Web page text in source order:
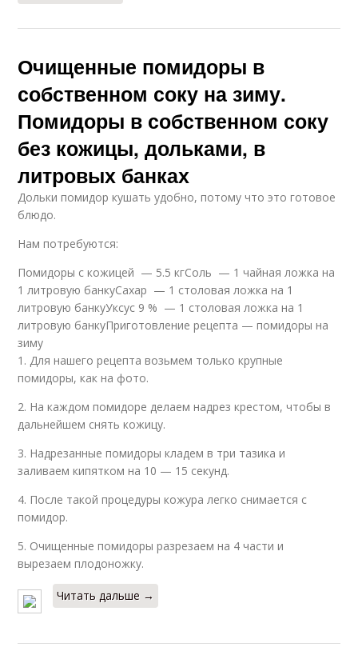
Очищенные помидоры в
собственном соку на зиму.
Помидоры в собственном соку
без кожицы, дольками, в
литровых банках
Дольки помидор кушать удобно, потому что это готовое
блюдо.
Нам потребуются:
Помидоры с кожицей — 5.5 кгСоль — 1 чайная ложка на
1 литровую банкуСахар — 1 столовая ложка на 1
литровую банкуУксус 9 % — 1 столовая ложка на 1
литровую банкуПриготовление рецепта — помидоры на
зиму
1. Для нашего рецепта возьмем только крупные
помидоры, как на фото.
2. На каждом помидоре делаем надрез крестом, чтобы в
дальнейшем снять кожицу.
3. Надрезанные помидоры кладем в три тазика и
заливаем кипятком на 10 — 15 секунд.
4. После такой процедуры кожура легко снимается с
помидор.
5. Очищенные помидоры разрезаем на 4 части и
вырезаем плодоножку.
Читать дальше →